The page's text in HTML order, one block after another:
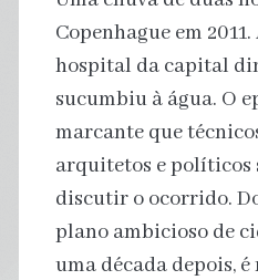
Copenhague em
hospital da capital
sucumbiu à água. O
marcante que
arquitetos e políticos
discutir o ocorrido.
plano ambicioso de
uma década depois,